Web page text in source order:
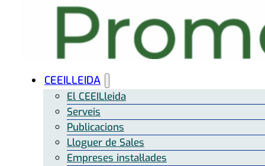
CEEILLEIDA
El CEEILleida
Serveis
Publicacions
Lloguer de Sales
Empreses instal·lades